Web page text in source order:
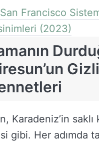
Francisco
(2023)
Gizli
Karadeniz’in saklı
gibi. Her adımda